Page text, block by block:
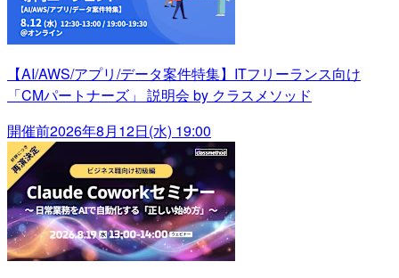
【AI/AWS/アプリ/データ案件特集】ITフリーランス向け
「CMパートナーズ」 説明会 by クラスメソッド
開催前2026年8月12日(水) 19:00